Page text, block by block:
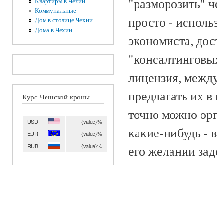
Коммунальные
Дом в столице Чехии
Дома в Чехии
Курс Чешской кроны
USD
{value}%
EUR
{value}%
RUB
{value}%
"разморозить"
просто -
экономиста,
лицензия,
предлагать их
точно можно
какие-нибудь -
его желании